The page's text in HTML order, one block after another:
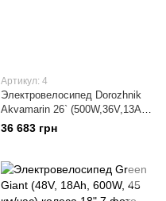
Артикул: 4
Электровелосипед Dorozhnik
Akvamarin 26` (500W,36V,13Ah,
30 км/час)
36 683 грн